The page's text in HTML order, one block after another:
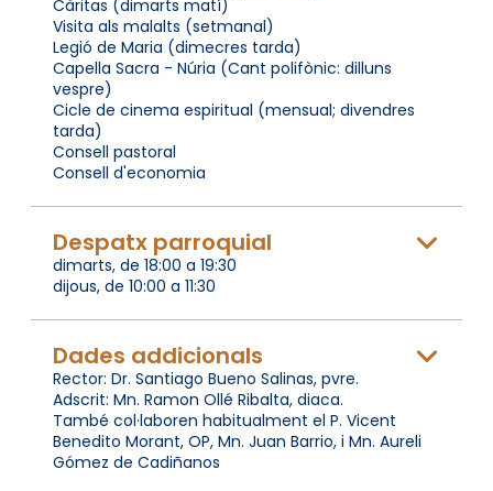
Càritas (dimarts matí)
Visita als malalts (setmanal)
Legió de Maria (dimecres tarda)
Capella Sacra - Núria (Cant polifònic: dilluns
vespre)
Cicle de cinema espiritual (mensual; divendres
tarda)
Consell pastoral
Consell d'economia
Despatx parroquial
dimarts, de 18:00 a 19:30
dijous, de 10:00 a 11:30
Dades addicionals
Rector: Dr. Santiago Bueno Salinas, pvre.
Adscrit: Mn. Ramon Ollé Ribalta, diaca.
També col·laboren habitualment el P. Vicent
Benedito Morant, OP, Mn. Juan Barrio, i Mn. Aureli
Gómez de Cadiñanos